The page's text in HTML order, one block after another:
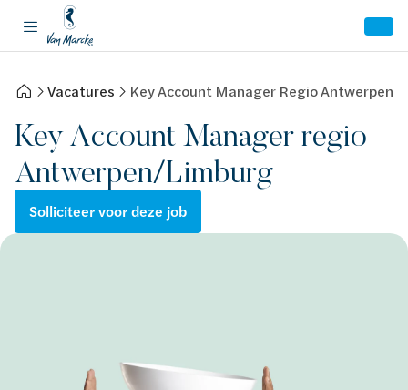
Vacatures Key Account Manager Regio Antwerpen/
Key Account Manager regio
Antwerpen/Limburg
Solliciteer voor deze job